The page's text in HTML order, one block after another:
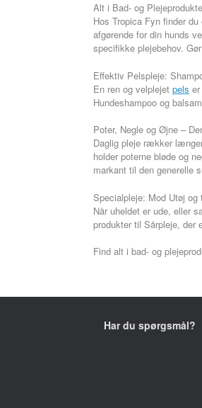
Alt i Bad- og
Hos Tropica Fyn finder
afgørende for din hunds
specifikke plejebehov.
Effektiv Pelspleje:
En ren og velplejet pels
Hundeshampoo og
Poter, Negle og Øjne –
Daglig pleje rækker
holder poterne bløde og
markant til den generelle
Specialpleje: Mod Utøj og
Når uheldet er ude, eller
produkter til Sårpleje, der
Find alt i bad- og
Har du spørgsmål?